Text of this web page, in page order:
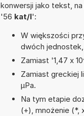
konwersji jako tekst, na
'56 kat/l':
W większości
dwóch jednostek,
Zamiast '1,47 x
Zamiast greckiej
µPa.
Na tym etapie
(+), mnożenie (*,